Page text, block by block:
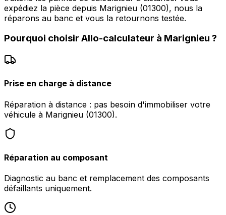
expédiez la pièce depuis Marignieu (01300), nous la
réparons au banc et vous la retournons testée.
Pourquoi choisir Allo-calculateur à Marignieu ?
Prise en charge à distance
Réparation à distance : pas besoin d'immobiliser votre
véhicule à Marignieu (01300).
Réparation au composant
Diagnostic au banc et remplacement des composants
défaillants uniquement.